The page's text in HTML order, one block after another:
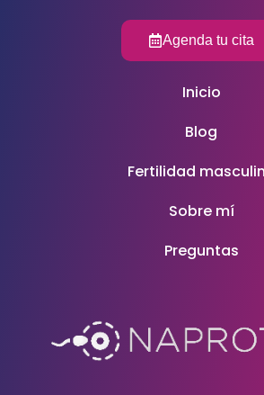
Inicio
Blog
Fertilidad
Sobre mí
Preguntas
Agenda tu cita